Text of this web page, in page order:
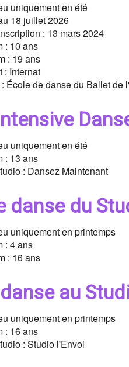
uniquement en été
18 juillet 2026
: 13 mars 2024
: 10 ans
: 19 ans
: Internat
École de danse du Ballet de
uniquement en été
: 13 ans
: Dansez Maintenant
danse du
uniquement en printemps
: 4 ans
: 16 ans
au
uniquement en printemps
: 16 ans
: Studio l'Envol